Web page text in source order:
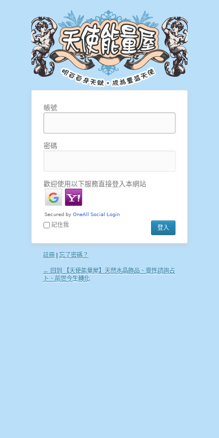
帳號
密碼
歡迎使用以下服務直接登入本網站
記住我
註冊 忘了密碼？
← 回到 【天使能量屋】天然水晶飾品、靈性諮詢占
卜、前世今生轉化